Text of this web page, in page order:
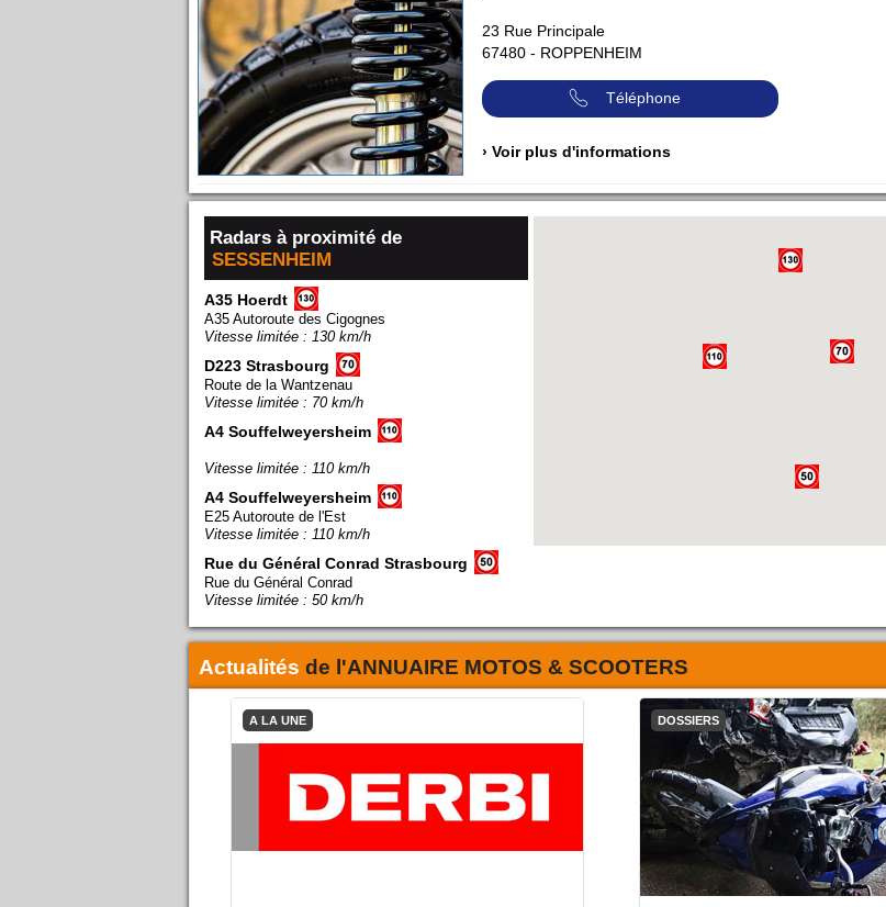
23 Rue Principale
67480 - ROPPENHEIM
Téléphone
› Voir plus d'informations
Radars à proximité de
SESSENHEIM
A35 Hoerdt
A35 Autoroute des Cigognes
Vitesse limitée : 130 km/h
D223 Strasbourg
Route de la Wantzenau
Vitesse limitée : 70 km/h
A4 Souffelweyersheim
Vitesse limitée : 110 km/h
A4 Souffelweyersheim
E25 Autoroute de l'Est
Vitesse limitée : 110 km/h
Rue du Général Conrad Strasbourg
Rue du Général Conrad
Vitesse limitée : 50 km/h
Actualités de l'ANNUAIRE MOTOS & SCOOTERS
A LA UNE DOSSIERS